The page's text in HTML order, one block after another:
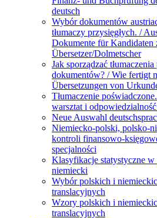
deutsch
Wybór dokumentów
tłumaczy przysięgłych. /
Dokumente für Kandidaten
Übersetzer/Dolmetscher
Jak sporządzać
dokumentów? / Wie fertigt
Übersetzungen von
Tłumaczenie
warsztat i odpowiedzialność
Neue Auswahl
Niemiecko-polski, polsko-
kontroli finansowo-
specjalności
Klasyfikacje statystyczne w
niemiecki
Wybór polskich i
translacyjnych
Wzory polskich i
translacyjnych